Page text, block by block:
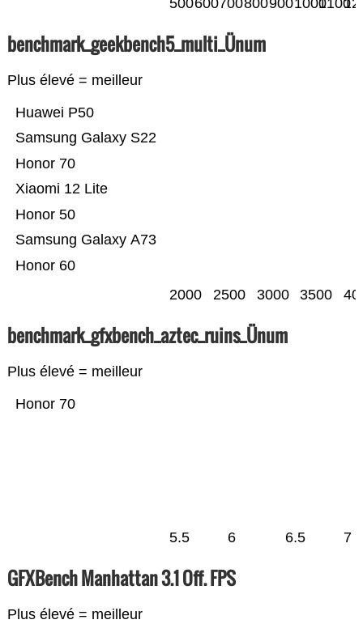
50060070080090010001100
benchmark_geekbench5_multi_Ünum
Plus élevé = meilleur
Honor 60
Samsung Galaxy A73
Honor 50
Xiaomi 12 Lite
Honor 70
Samsung Galaxy S22
Huawei P50
2000 2500 3000 3500
benchmark_gfxbench_aztec_ruins_Ünum
Plus élevé = meilleur
Honor 70
5.5 6 6.5 7
GFXBench Manhattan 3.1 Off. FPS
Plus élevé = meilleur